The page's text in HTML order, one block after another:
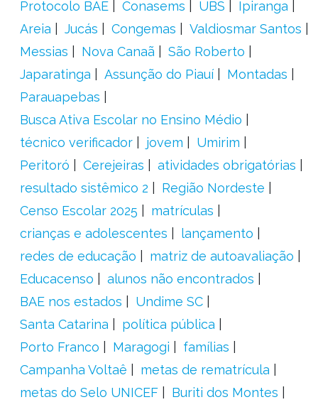
Protocolo BAE Conasems UBS
Ipiranga
Areia
Jucás Congemas
Valdiosmar Santos
Messias
Nova Canaã
São Roberto
Japaratinga
Assunção do Piauí
Montadas
Parauapebas
Busca Ativa Escolar no Ensino Médio
técnico verificador
jovem
Umirim
Peritoró
Cerejeiras
atividades obrigatórias
resultado sistêmico 2
Região Nordeste
Censo Escolar 2025
matrículas
crianças e adolescentes
lançamento
redes de educação
matriz de autoavaliação
Educacenso
alunos não encontrados
BAE nos estados
Undime SC
Santa Catarina
política pública
Porto Franco
Maragogi
famílias
Campanha Voltaê
metas de rematrícula
metas do Selo UNICEF
Buriti dos Montes